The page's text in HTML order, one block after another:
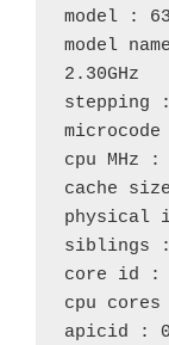
model : 63
model
2.30GHz
stepping
cpu MHz :
cache
physical
siblings
core id :
cpu
apicid : 0